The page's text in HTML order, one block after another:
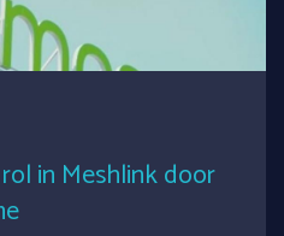
in Meshlink door